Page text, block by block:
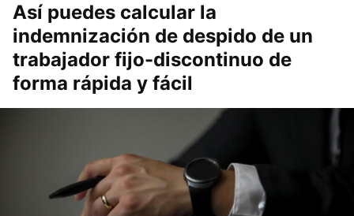
Así puedes calcular la
indemnización de despido de un
trabajador fijo-discontinuo de
forma rápida y fácil